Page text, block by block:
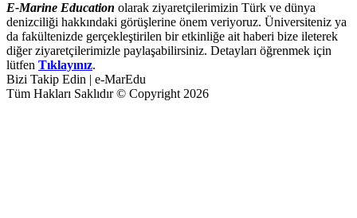
E-Marine Education olarak ziyaretçilerimizin Türk ve dünya
denizciliği hakkındaki görüşlerine önem veriyoruz. Üniversiteniz ya
da fakültenizde gerçekleştirilen bir etkinliğe ait haberi bize ileterek
diğer ziyaretçilerimizle paylaşabilirsiniz. Detayları öğrenmek için
lütfen Tıklayınız.
Bizi Takip Edin | e-MarEdu
Tüm Hakları Saklıdır © Copyright 2026